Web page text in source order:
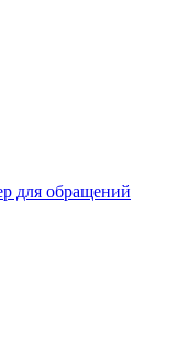
для обращений